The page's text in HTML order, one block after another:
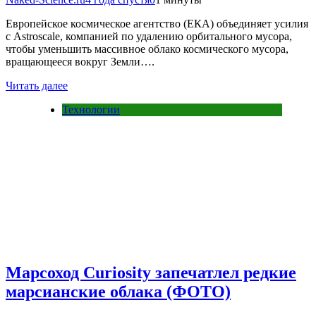
Европейское космическое агентство (ЕКА) объединяет усилия
с Astroscale, компанией по удалению орбитального мусора,
чтобы уменьшить массивное облако космического мусора,
вращающееся вокруг Земли….
Читать далее
Технологии
Марсоход Curiosity запечатлел редкие
марсианские облака (ФОТО)